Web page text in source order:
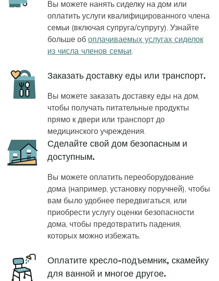
Вы можете нанять сиделку на дом или
оплатить услуги квалифицированного члена
семьи (включая супруга/супругу). Узнайте
больше об оплачиваемых услугах сиделок
из числа членов семьи.
Icon Заказать доставку еды или транспорт.
Вы можете заказать доставку еды на дом,
чтобы получать питательные продукты
прямо к двери или транспорт до
медицинского учреждения.
Icon
Сделайте свой дом безопасным и
доступным.
Вы можете оплатить переоборудование
дома (например, установку поручней), чтобы
вам было удобнее передвигаться, или
приобрести услугу оценки безопасности
дома, чтобы предотвратить падения,
которых можно избежать.
Icon
Оплатите кресло-подъемник, скамейку
для ванной и многое другое.